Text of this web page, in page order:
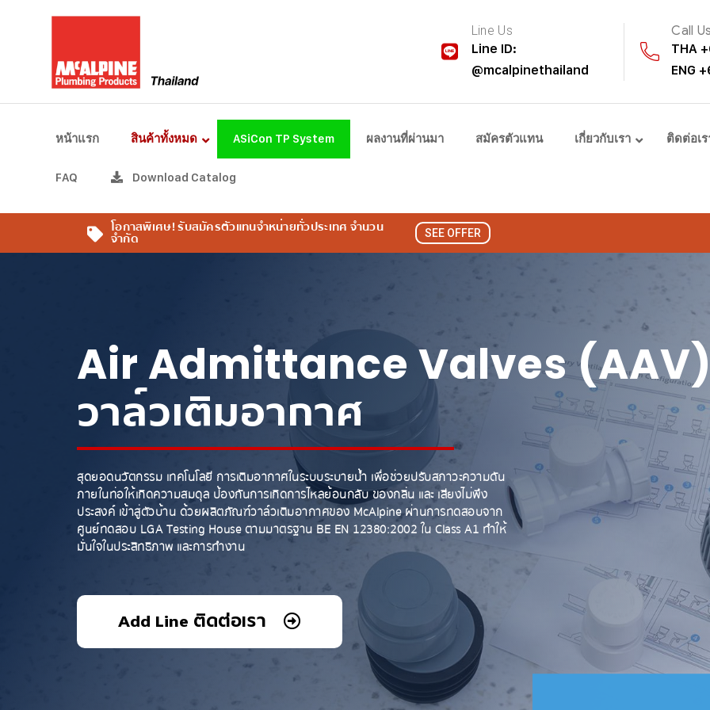
Line Us
Line ID:
@mcalpinethailand
Call
THA
ENG
หน้าแรก สินค้าทั้งหมด ASiCon TP System ผลงานที่ผ่านมา สมัครตัวแทน เกี่ยวกับเรา ติดต่อเร
FAQ Download Catalog
โอกาสพิเศษ! รับสมัครตัวแทนจำหน่ายทั่วประเทศ จำนวน
จำกัด SEE OFFER
Air Admittance Valves
วาล์วเติมอากาศ
สุดยอดนวัตกรรม เทคโนโลยี การเติมอากาศในระบบระบายน้ำ เพื่อช่วยปรับสภาวะความดัน
ภายในท่อให้เกิดความสมดุล ป้องกันการเกิดการไหลย้อนกลับ ของกลิ่น และ เสียงไม่พึง
ประสงค์ เข้าสู่ตัวบ้าน ด้วยผลิตภัณฑ์วาล์วเติมอากาศของ McAlpine ผ่านการทดสอบจาก
ศูนย์ทดสอบ LGA Testing House ตามมาตรฐาน BE EN 12380:2002 ใน Class A1 ทำให้
มั่นใจในประสิทธิภาพ และการทำงาน
Add Line ติดต่อเรา